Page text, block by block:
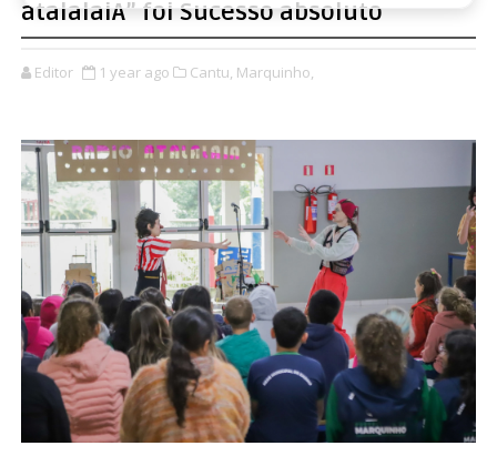
atalalaiA” foi Sucesso absoluto
Editor 1 year ago Cantu, Marquinho,